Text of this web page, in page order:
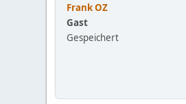
Frank OZ
Gast
Gespeichert